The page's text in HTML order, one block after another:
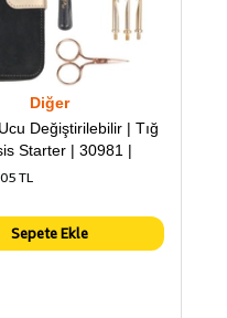
Diğer
Değiştirilebilir | Tığ
Starter | 30981 |
05 TL
Sepete Ekle